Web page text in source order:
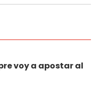
voy a apostar al